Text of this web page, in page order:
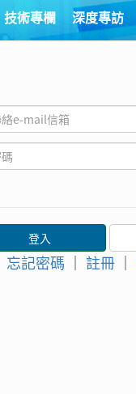
技術專欄 深度專訪
忘記密碼 ｜ 註冊 ｜